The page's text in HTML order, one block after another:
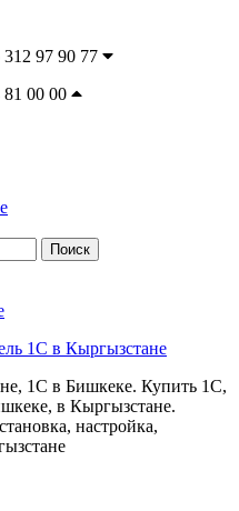
312 97 90 77
00 00
1С в Кыргызстане
1С в Бишкеке. Купить 1С,
в Кыргызстане.
настройка,